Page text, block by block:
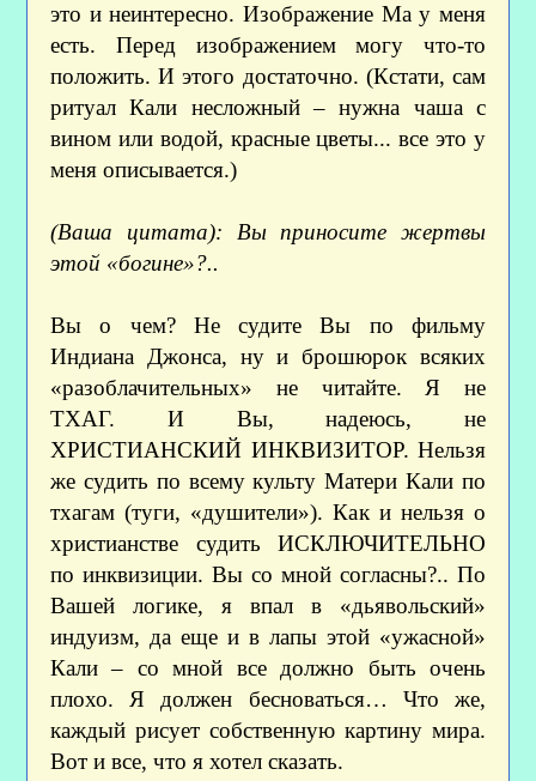
это и неинтересно. Изображение Ма у меня
есть. Перед изображением могу что-то
положить. И этого достаточно. (Кстати, сам
ритуал Кали несложный – нужна чаша с
вином или водой, красные цветы... все это у
меня описывается.)
(Ваша цитата): Вы приносите жертвы
этой «богине»?..
Вы о чем? Не судите Вы по фильму
Индиана Джонса, ну и брошюрок всяких
«разоблачительных» не читайте. Я не
ТХАГ. И Вы, надеюсь, не
ХРИСТИАНСКИЙ ИНКВИЗИТОР. Нельзя
же судить по всему культу Матери Кали по
тхагам (туги, «душители»). Как и нельзя о
христианстве судить ИСКЛЮЧИТЕЛЬНО
по инквизиции. Вы со мной согласны?.. По
Вашей логике, я впал в «дьявольский»
индуизм, да еще и в лапы этой «ужасной»
Кали – со мной все должно быть очень
плохо. Я должен бесноваться… Что же,
каждый рисует собственную картину мира.
Вот и все, что я хотел сказать.